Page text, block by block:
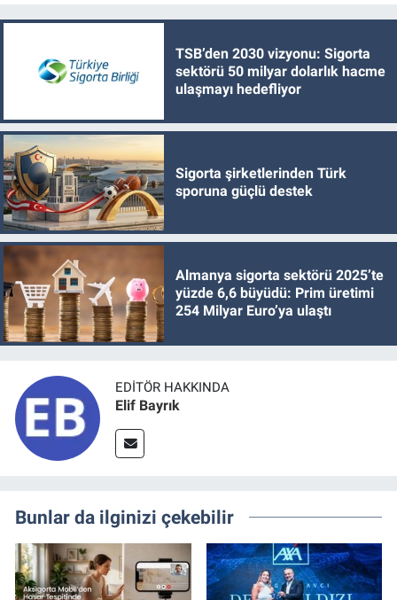
TSB’den 2030 vizyonu: Sigorta
sektörü 50 milyar dolarlık hacme
ulaşmayı hedefliyor
Sigorta şirketlerinden Türk
sporuna güçlü destek
Almanya sigorta sektörü 2025’te
yüzde 6,6 büyüdü: Prim üretimi
254 Milyar Euro’ya ulaştı
EDITÖR HAKKINDA
Elif Bayrık
Bunlar da ilginizi çekebilir